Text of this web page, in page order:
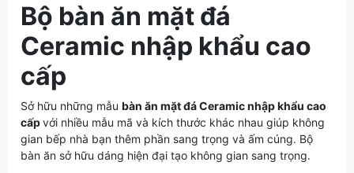
Bộ bàn ăn mặt đá
Ceramic nhập khẩu cao
cấp
Sở hữu những mẫu bàn ăn mặt đá Ceramic nhập khẩu cao
cấpvới nhiều mẫu mã và kích thước khác nhau giúp không
gian bếp nhà bạn thêm phần sang trọng và ấm cúng. Bộ
bàn ăn sở hữu dáng hiện đại tạo không gian sang trọng.